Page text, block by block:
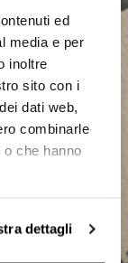
ed
media e per
inoltre
sito con i
dati web,
combinarle
che hanno
dettagli